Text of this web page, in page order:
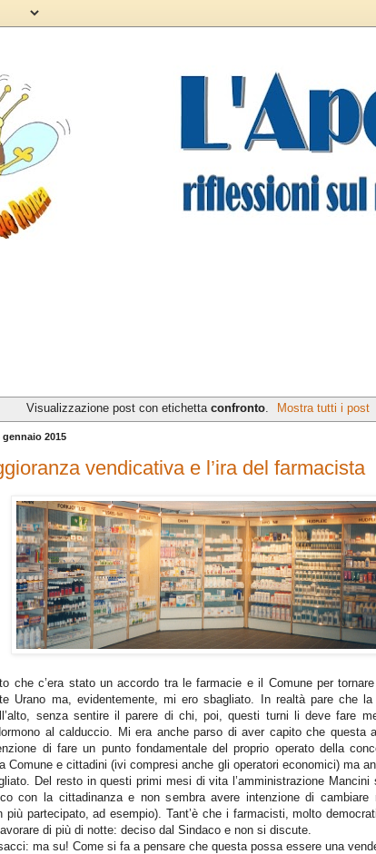
Visualizzazione post con etichetta confronto. Mostra tutti i post
2015
vendicativa e l’ira del farmacista
che c’era stato un accordo tra le farmacie e il Comune per
Urano ma, evidentemente, mi ero sbagliato. In realtà pare che
senza sentire il parere di chi, poi, questi turni li deve fare
al calduccio. Mi era anche parso di aver capito che questa
di fare un punto fondamentale del proprio operato della
Comune e cittadini (ivi compresi anche gli operatori economici) ma
Del resto in questi primi mesi di vita l’amministrazione Mancini
con la cittadinanza e non sembra avere intenzione di cambiare
più partecipato, ad esempio). Tant’è che i farmacisti, molto
di più di notte: deciso dal Sindaco e non si discute.
ma su! Come si fa a pensare che questa possa essere una